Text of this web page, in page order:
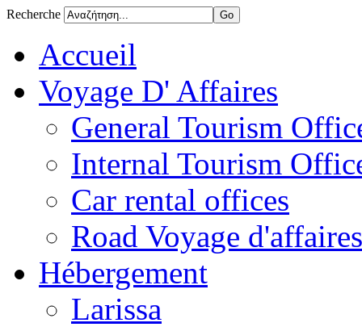
Recherche
Accueil
Voyage D' Affaires
General Tourism
Internal Tourism
Car rental offices
Road Voyage
Hébergement
Larissa